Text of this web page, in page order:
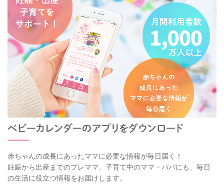
赤ちゃんの成長にあったママに必要な情報が毎日届く！
妊娠から出産までのプレママ、子育て中のママ・パパにも、毎日
の生活に役立つ情報をお届けします。